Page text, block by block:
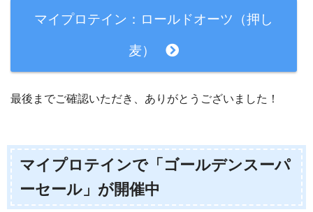
マイプロテイン：ロールドオーツ（押し
麦）
最後までご確認いただき、ありがとうございました！
マイプロテインで「ゴールデンスーパ
ーセール」が開催中